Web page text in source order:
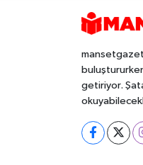
getiriyor.